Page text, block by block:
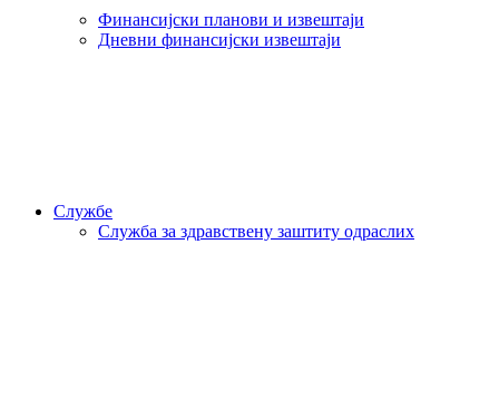
Финансијски планови и извештаји
Дневни финансијски извештаји
Службе
Служба за здравствену заштиту одраслих